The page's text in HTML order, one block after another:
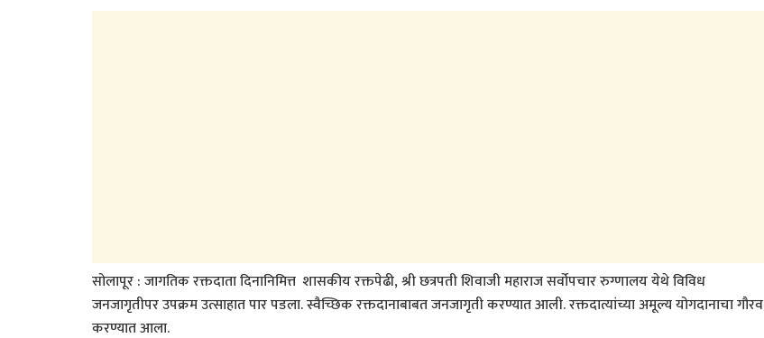
सोलापूर : जागतिक रक्तदाता दिनानिमित्त शासकीय रक्तपेढी, श्री छत्रपती शिवाजी महाराज सर्वोपचार रुग्णालय येथे विविध
जनजागृतीपर उपक्रम उत्साहात पार पडला. स्वैच्छिक रक्तदानाबाबत जनजागृती करण्यात आली. रक्तदात्यांच्या अमूल्य योगदानाचा गौरव
करण्यात आला.